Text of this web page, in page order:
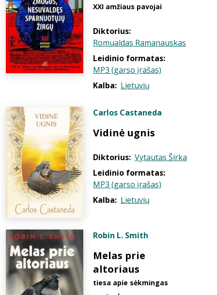
XXI amžiaus pavojai
Diktorius:
Romualdas Ramanauskas
Leidinio formatas:
MP3 (garso įrašas)
Kalba: Lietuvių
Carlos Castaneda
Vidinė ugnis
Diktorius: Vytautas Širka
Leidinio formatas:
MP3 (garso įrašas)
Kalba: Lietuvių
Robin L. Smith
Melas prie
altoriaus
tiesa apie sėkmingas